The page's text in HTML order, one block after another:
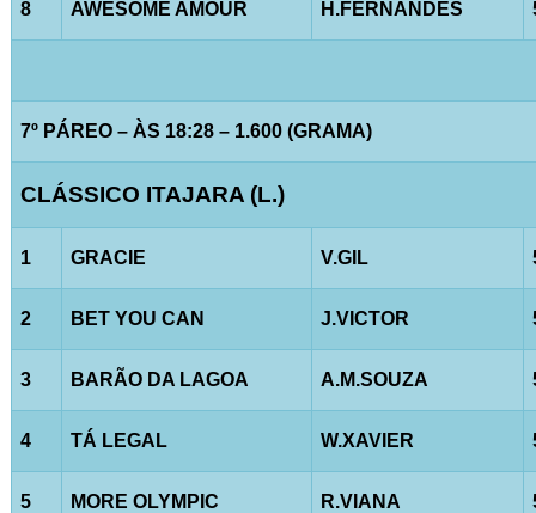
8 AWESOME AMOUR H.FERNANDES
7º PÁREO – ÀS 18:28 – 1.600 (GRAMA)
CLÁSSICO ITAJARA (L.)
1 GRACIE V.GIL
2 BET YOU CAN J.VICTOR
3 BARÃO DA LAGOA A.M.SOUZA
4 TÁ LEGAL W.XAVIER
5 MORE OLYMPIC R.VIANA